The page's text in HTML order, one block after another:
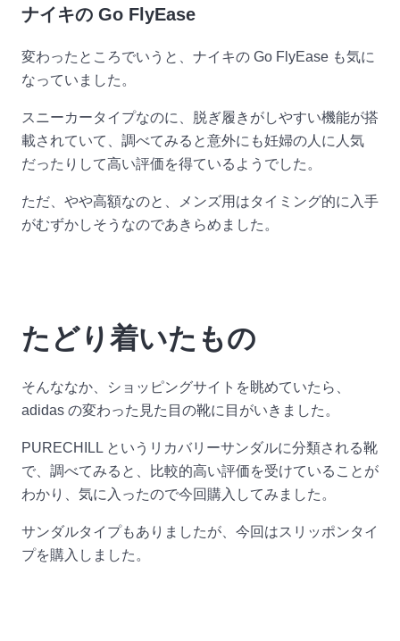
ナイキの Go FlyEase
変わったところでいうと、ナイキの Go FlyEase も気に
なっていました。
スニーカータイプなのに、脱ぎ履きがしやすい機能が搭
載されていて、調べてみると意外にも妊婦の人に人気
だったりして高い評価を得ているようでした。
ただ、やや高額なのと、メンズ用はタイミング的に入手
がむずかしそうなのであきらめました。
たどり着いたもの
そんななか、ショッピングサイトを眺めていたら、
adidas の変わった見た目の靴に目がいきました。
PURECHILL というリカバリーサンダルに分類される靴
で、調べてみると、比較的高い評価を受けていることが
わかり、気に入ったので今回購入してみました。
サンダルタイプもありましたが、今回はスリッポンタイ
プを購入しました。